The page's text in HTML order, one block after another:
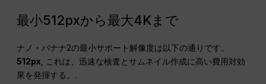
最小512pxから最大4Kまで
ナノ・バナナ2の最小サポート解像度は以下の通りです。
512px , これは、迅速な検査とサムネイル作成に高い費用対効
果を発揮する。.